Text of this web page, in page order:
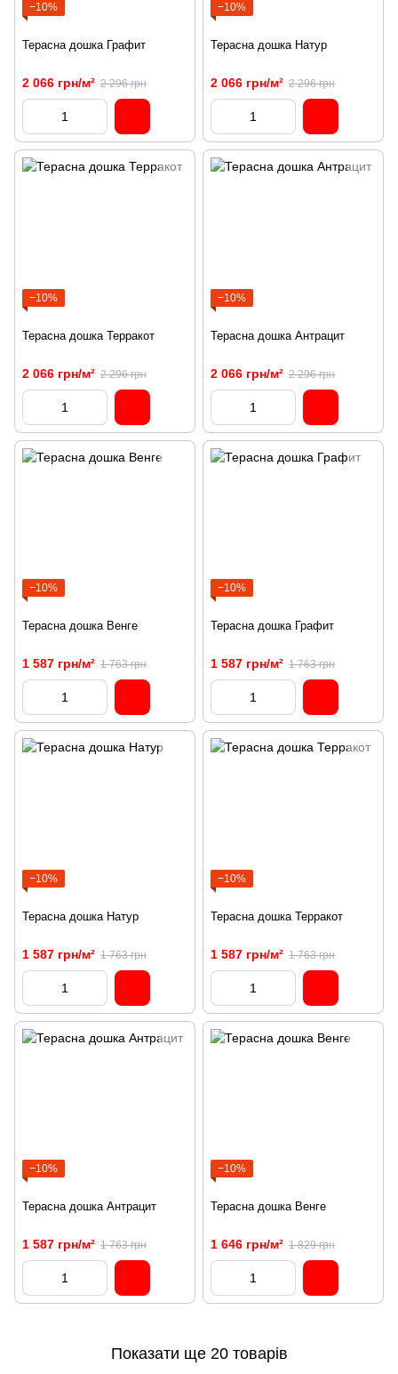
−10%
Терасна дошка Графит
2 066 грн/м² 2 296 грн
−10%
Терасна дошка Натур
2 066 грн/м² 2 296 грн
−10%
Терасна дошка Терракот
2 066 грн/м² 2 296 грн
−10%
Терасна дошка Антрацит
2 066 грн/м² 2 296 грн
−10%
Терасна дошка Венге
1 587 грн/м² 1 763 грн
−10%
Терасна дошка Графит
1 587 грн/м² 1 763 грн
−10%
Терасна дошка Натур
1 587 грн/м² 1 763 грн
−10%
Терасна дошка Терракот
1 587 грн/м² 1 763 грн
−10%
Терасна дошка Антрацит
1 587 грн/м² 1 763 грн
−10%
Терасна дошка Венге
1 646 грн/м² 1 829 грн
Показати ще 20 товарів